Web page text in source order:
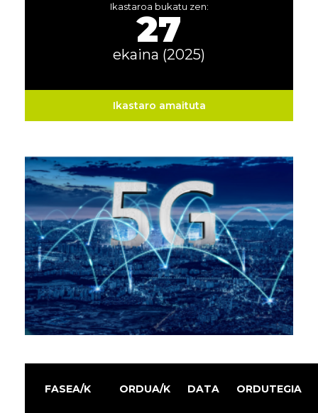
Ikastaroa bukatu zen:
27
ekaina (2025)
Ikastaro amaituta
FASEA/K ORDUA/K DATA ORDUTEGIA